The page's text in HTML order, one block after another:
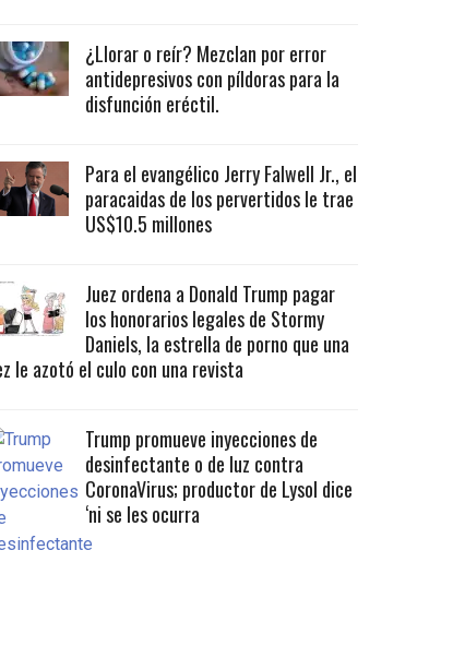
¿Llorar o reír? Mezclan por error
antidepresivos con píldoras para la
disfunción eréctil.
Para el evangélico Jerry Falwell Jr., el
paracaidas de los pervertidos le trae
US$10.5 millones
Juez ordena a Donald Trump pagar
los honorarios legales de Stormy
Daniels, la estrella de porno que una
le azotó el culo con una revista
Trump promueve inyecciones de
desinfectante o de luz contra
CoronaVirus; productor de Lysol dice
‘ni se les ocurra